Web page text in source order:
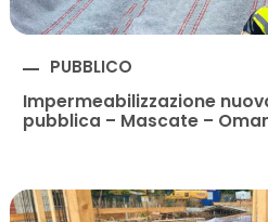
PUBBLICO
Impermeabilizzazione
pubblica – Mascate –